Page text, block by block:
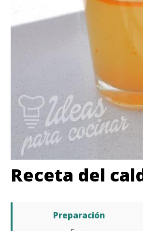
Receta del
Preparación